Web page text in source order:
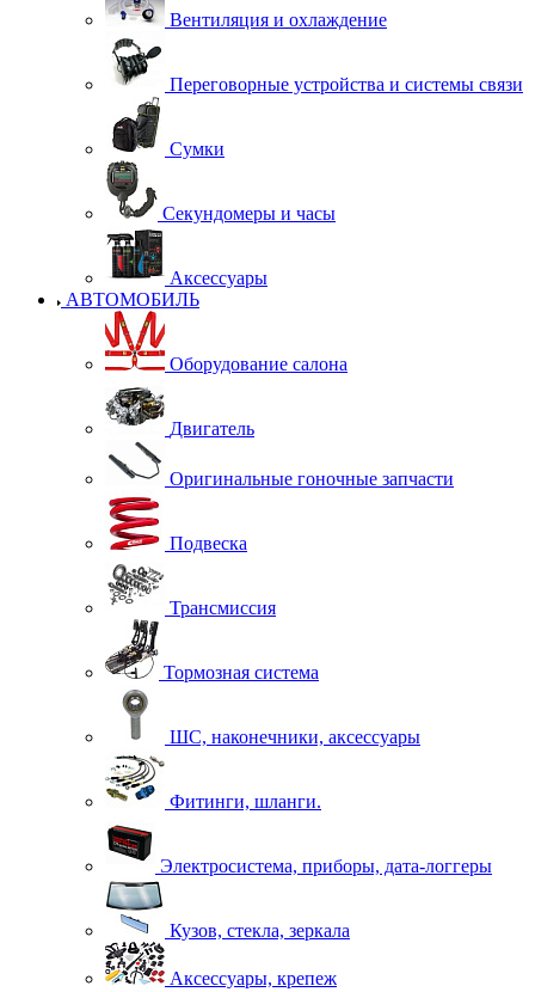
Вентиляция и охлаждение
Переговорные устройства и системы связи
Сумки
Секундомеры и часы
Аксессуары
АВТОМОБИЛЬ
Оборудование салона
Двигатель
Оригинальные гоночные запчасти
Подвеска
Трансмиссия
Тормозная система
ШС, наконечники, аксессуары
Фитинги, шланги.
Электросистема, приборы, дата-логгеры
Кузов, стекла, зеркала
Аксессуары, крепеж